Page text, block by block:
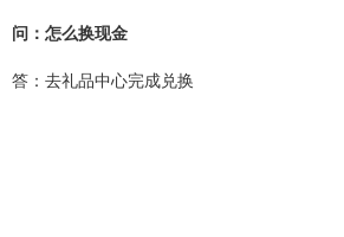
问：怎么换现金
答：去礼品中心完成兑换